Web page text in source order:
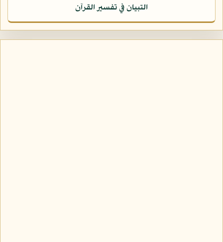
التبيان في تفسير القرآن